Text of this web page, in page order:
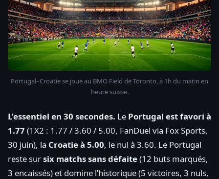
Portugal–Croatie se joue au BMO Field de Toronto, à 1h du matin en
heure suisse.
L’essentiel en 30 secondes. Le Portugal est favori à
1.77 (1X2 : 1.77 / 3.60 / 5.00, FanDuel via Fox Sports,
30 juin), la Croatie à 5.00, le nul à 3.60. Le Portugal
reste sursix matchs sans défaite(12 buts marqués,
3 encaissés) et domine l’historique (5 victoires, 3 nuls,